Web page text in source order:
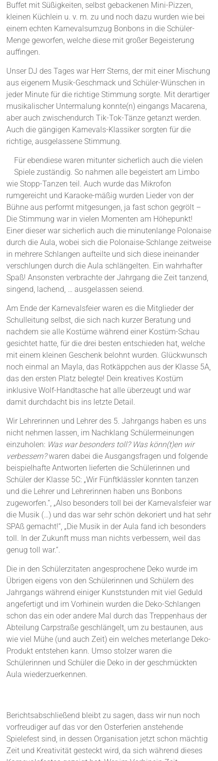
Buffet mit Süßigkeiten, selbst gebackenen Mini-Pizzen,
kleinen Küchlein u. v. m. zu und noch dazu wurden wie bei
einem echten Karnevalsumzug Bonbons in die Schüler-
Menge geworfen, welche diese mit großer Begeisterung
auffingen.
Unser DJ des Tages war Herr Sterns, der mit einer Mischung
aus eigenem Musik-Geschmack und Schüler-Wünschen in
jeder Minute für die richtige Stimmung sorgte. Mit derartiger
musikalischer Untermalung konnte(n) eingangs Macarena,
aber auch zwischendurch Tik-Tok-Tänze getanzt werden.
Auch die gängigen Karnevals-Klassiker sorgten für die
richtige, ausgelassene Stimmung.
Für ebendiese waren mitunter sicherlich auch die vielen
Spiele zuständig. So nahmen alle begeistert am Limbo
wie Stopp-Tanzen teil. Auch wurde das Mikrofon
rumgereicht und Karaoke-mäßig wurden Lieder von der
Bühne aus performt mitgesungen, ja fast schon gegrölt –
Die Stimmung war in vielen Momenten am Höhepunkt!
Einer dieser war sicherlich auch die minutenlange Polonaise
durch die Aula, wobei sich die Polonaise-Schlange zeitweise
in mehrere Schlangen aufteilte und sich diese ineinander
verschlungen durch die Aula schlängelten. Ein wahrhafter
Spaß! Ansonsten verbrachte der Jahrgang die Zeit tanzend,
singend, lachend, … ausgelassen seiend.
Am Ende der Karnevalsfeier waren es die Mitglieder der
Schulleitung selbst, die sich nach kurzer Beratung und
nachdem sie alle Kostüme während einer Kostüm-Schau
gesichtet hatte, für die drei besten entschieden hat, welche
mit einem kleinen Geschenk belohnt wurden. Glückwunsch
noch einmal an Mayla, das Rotkäppchen aus der Klasse 5A,
das den ersten Platz belegte! Dein kreatives Kostüm
inklusive Wolf-Handtasche hat alle überzeugt und war
damit durchdacht bis ins letzte Detail.
Wir Lehrerinnen und Lehrer des 5. Jahrgangs haben es uns
nicht nehmen lassen, im Nachklang Schülermeinungen
einzuholen: Was war besonders toll? Was könn(t)en wir
verbessern?waren dabei die Ausgangsfragen und folgende
beispielhafte Antworten lieferten die Schülerinnen und
Schüler der Klasse 5C: „Wir Fünftklässler konnten tanzen
und die Lehrer und Lehrerinnen haben uns Bonbons
zugeworfen.“, „Also besonders toll bei der Karnevalsfeier war
die Musik (…) und das war sehr schön dekoriert und hat sehr
SPAß gemacht!“, „Die Musik in der Aula fand ich besonders
toll. In der Zukunft muss man nichts verbessern, weil das
genug toll war.“.
Die in den Schülerzitaten angesprochene Deko wurde im
Übrigen eigens von den Schülerinnen und Schülern des
Jahrgangs während einiger Kunststunden mit viel Geduld
angefertigt und im Vorhinein wurden die Deko-Schlangen
schon das ein oder andere Mal durch das Treppenhaus der
Abteilung Carpstraße geschlängelt, um zu bestaunen, aus
wie viel Mühe (und auch Zeit) ein welches meterlange Deko-
Produkt entstehen kann. Umso stolzer waren die
Schülerinnen und Schüler die Deko in der geschmückten
Aula wiederzuerkennen.
Berichtsabschließend bleibt zu sagen, dass wir nun noch
vorfreudiger auf das vor den Osterferien anstehende
Spielefest sind, in dessen Organisation jetzt schon mächtig
Zeit und Kreativität gesteckt wird, da sich während dieses